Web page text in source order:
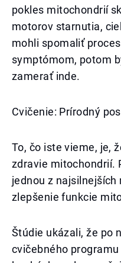
pokles mitochondrií
motorov starnutia,
mohli spomaliť
symptómom, potom
zamerať inde.
Cvičenie: Prírodný
To, čo iste vieme, je,
zdravie mitochondrií.
jednou z
zlepšenie funkcie
Štúdie ukázali, že po
cvičebného